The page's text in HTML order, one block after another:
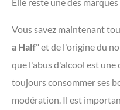
Vous savez maintenant
a Half" et de l'origine du
que l'abus d'alcool est une
toujours consommer ses
modération. Il est